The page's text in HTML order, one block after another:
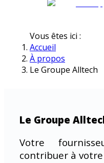
Vous êtes ici :
Accueil
À propos
Le Groupe Alltech
Le Groupe
Votre
contribuer à votre